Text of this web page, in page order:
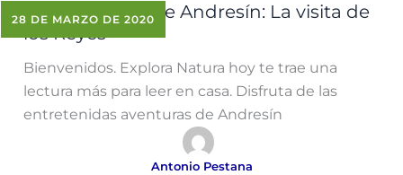
Las aventuras de Andresín: La visita de
los Reyes
Bienvenidos. Explora Natura hoy te trae una
lectura más para leer en casa. Disfruta de las
entretenidas aventuras de Andresín
Antonio Pestana
28 DE MARZO DE 2020